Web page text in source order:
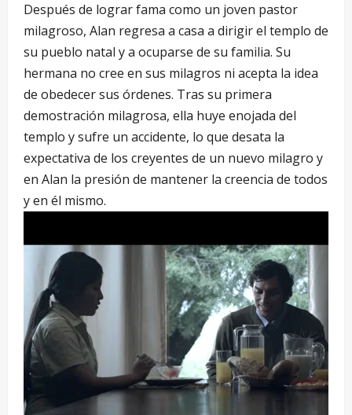
Después de lograr fama como un joven pastor
milagroso, Alan regresa a casa a dirigir el templo de
su pueblo natal y a ocuparse de su familia. Su
hermana no cree en sus milagros ni acepta la idea
de obedecer sus órdenes. Tras su primera
demostración milagrosa, ella huye enojada del
templo y sufre un accidente, lo que desata la
expectativa de los creyentes de un nuevo milagro y
en Alan la presión de mantener la creencia de todos
y en él mismo.